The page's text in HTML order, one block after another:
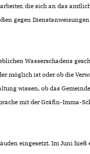
die sich an das
gegen
Wasserschadens
möglich ist oder ob die
wissen, ob das
mit der Gräfin-Imma-
eingesetzt. Im Juni hieß